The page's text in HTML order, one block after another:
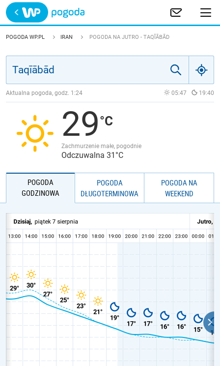
Trwa ładowanie
POLSKA
JAKOŚĆ POWIETRZA
POGODA WP.PL IRAN POGODA NA JUTRO - TAQĪĀBĀD
Aktualna pogoda, godz. 1:24 05:47 19:40
29
Zachmurzenie małe, pogodnie
Odczuwalna 31°C
POGODA
GODZINOWA
POGODA
DŁUGOTERMINOWA
POGODA NA
WEEKEND